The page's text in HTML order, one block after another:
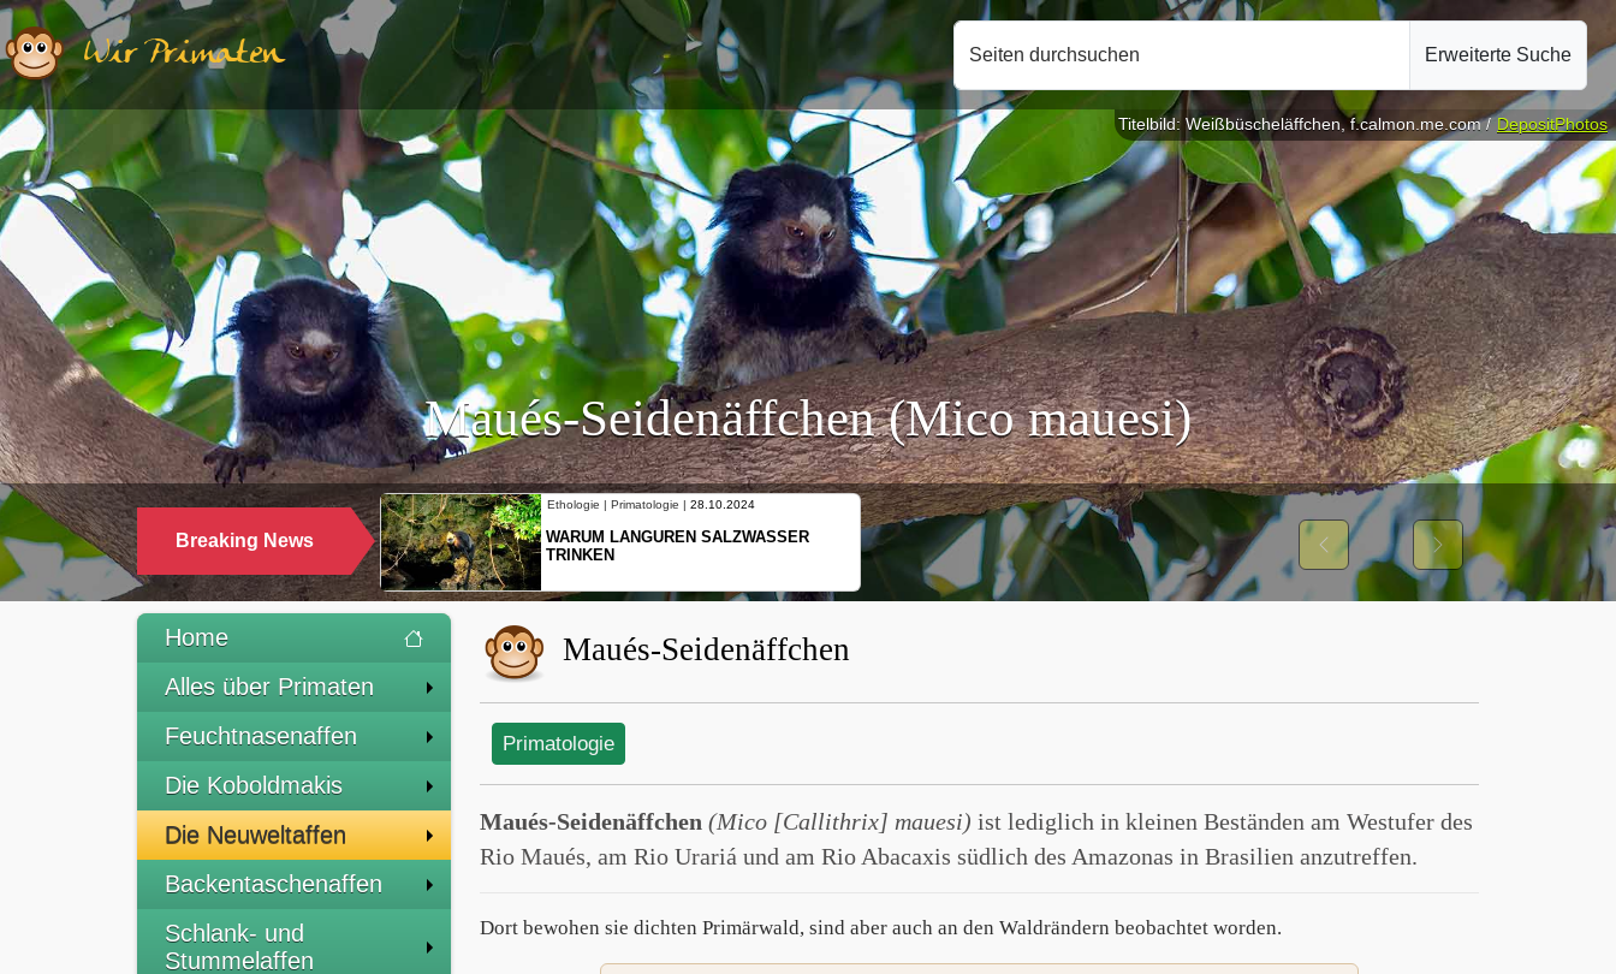
Wir Primaten Seiten durchsuchen Erweiterte Suche
Maués-Seidenäffchen (Mico mauesi)
Breaking News
Ethologie | Primatologie |10.10.2024
NEUES VON WEIBLICHEN
SCHOPFGIBBONS UND IHRER
Ethologie | Primatologie | 28.10.2024
WARUM LANGUREN SALZWASSER
TRINKEN
Previous Next
Titelbild: Weißbüscheläffchen, f.calmon.me.com / DepositPhotos
Home
Alles über Primaten
Feuchtnasenaffen
Die Koboldmakis
Die Neuweltaffen
Backentaschenaffen
Schlank- und
Stummelaffen
Maués-Seidenäffchen
Primatologie
Maués-Seidenäffchen (Mico [Callithrix] mauesi) ist lediglich in kleinen Beständen am Westufer des
Rio Maués, am Rio Urariá und am Rio Abacaxis südlich des Amazonas in Brasilien anzutreffen.
Dort bewohen sie dichten Primärwald, sind aber auch an den Waldrändern beobachtet worden.